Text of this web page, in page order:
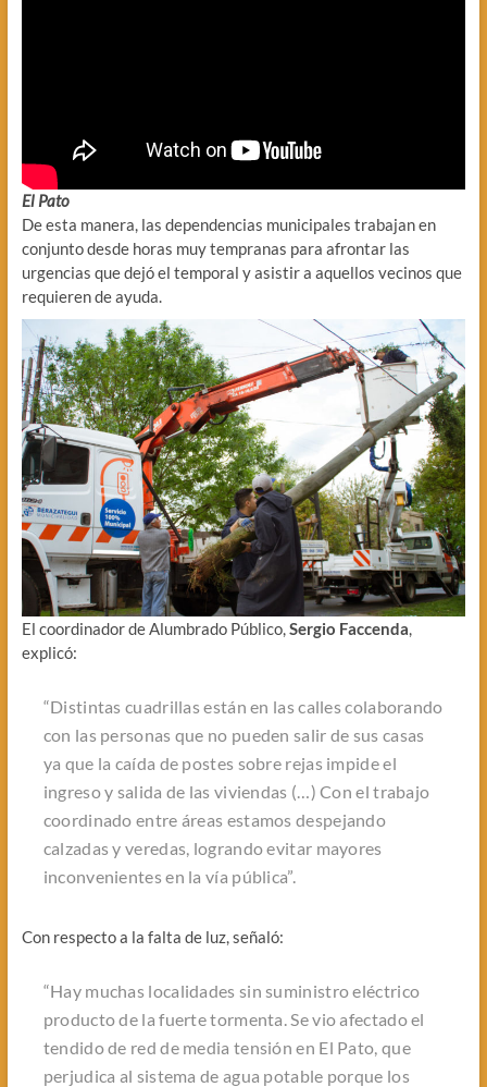
El Pato
De esta manera, las dependencias municipales trabajan en
conjunto desde horas muy tempranas para afrontar las
urgencias que dejó el temporal y asistir a aquellos vecinos que
requieren de ayuda.
El coordinador de Alumbrado Público,Sergio Faccenda,
explicó:
“Distintas cuadrillas están en las calles colaborando
con las personas que no pueden salir de sus casas
ya que la caída de postes sobre rejas impide el
ingreso y salida de las viviendas (…) Con el trabajo
coordinado entre áreas estamos despejando
calzadas y veredas, logrando evitar mayores
inconvenientes en la vía pública”.
Con respecto a la falta de luz, señaló:
“Hay muchas localidades sin suministro eléctrico
producto de la fuerte tormenta. Se vio afectado el
tendido de red de media tensión en El Pato, que
perjudica al sistema de agua potable porque los